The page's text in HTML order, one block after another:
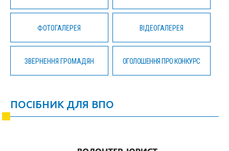
ФОТОГАЛЕРЕЯ ВІДЕОГАЛЕРЕЯ
ЗВЕРНЕННЯ ГРОМАДЯН ОГОЛОШЕННЯ ПРО КОНКУРС
ПОСІБНИК ДЛЯ ВПО